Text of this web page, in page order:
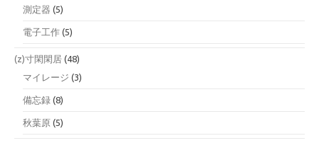
測定器 (5)
電子工作 (5)
(z)寸閑閑居 (48)
マイレージ (3)
備忘録 (8)
秋葉原 (5)